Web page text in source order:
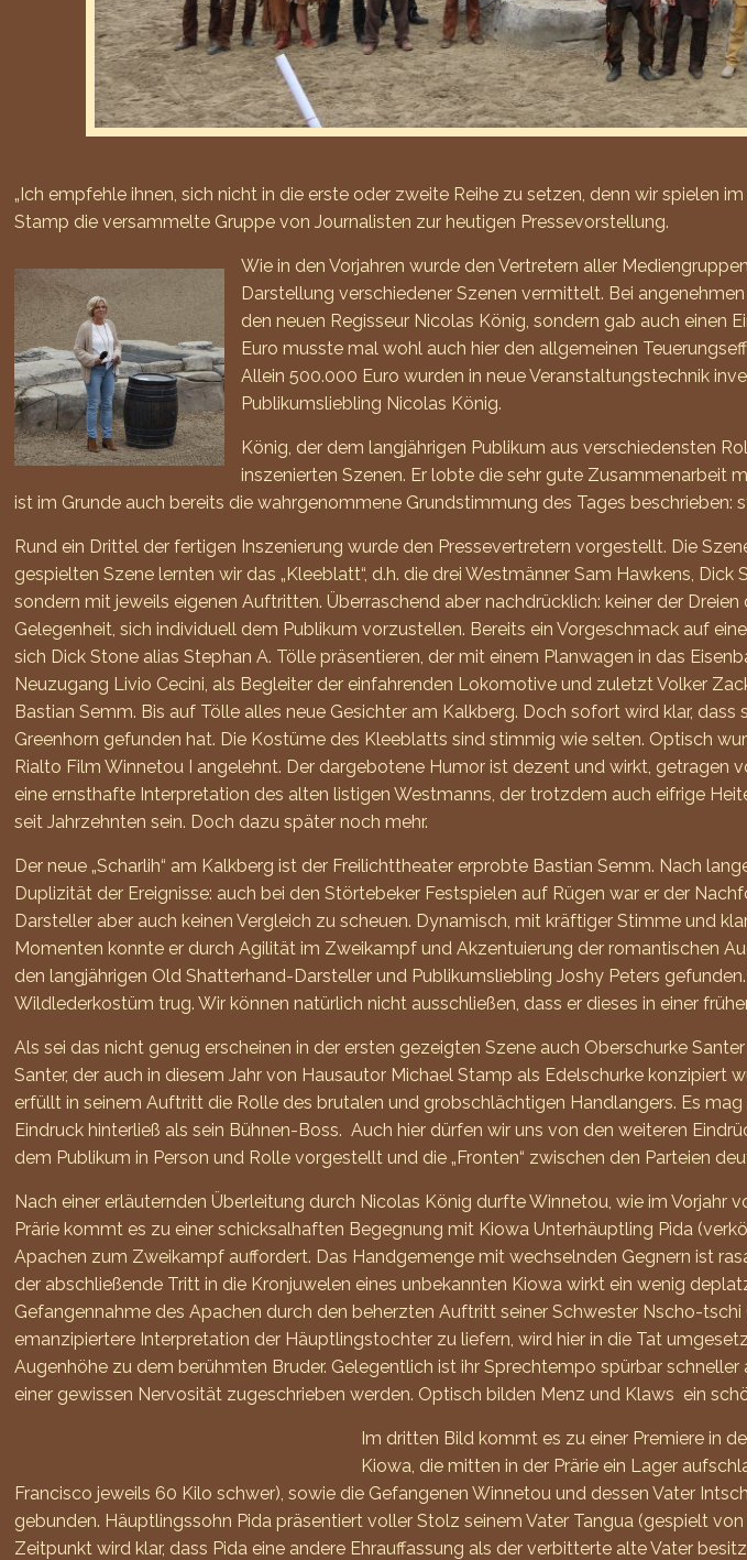
„Ich empfehle ihnen, sich nicht in die erste oder zweite Reihe zu setzen, denn wir spielen
Stamp die versammelte Gruppe von Journalisten zur heutigen Pressevorstellung.
Wie in den Vorjahren wurde den Vertretern aller
Darstellung verschiedener Szenen vermittelt. Bei
den neuen Regisseur Nicolas König, sondern gab auch
Euro musste mal wohl auch hier den allgemeinen
Allein 500.000 Euro wurden in neue Veranstaltungstechnik
Publikumsliebling Nicolas König.
König, der dem langjährigen Publikum aus verschiedensten
inszenierten Szenen. Er lobte die sehr gute Zusammenarbeit
ist im Grunde auch bereits die wahrgenommene Grundstimmung des Tages
Rund ein Drittel der fertigen Inszenierung wurde den Pressevertretern vorgestellt. Die
gespielten Szene lernten wir das „Kleeblatt“, d.h. die drei Westmänner Sam Hawkens,
sondern mit jeweils eigenen Auftritten. Überraschend aber nachdrücklich: keiner der
Gelegenheit, sich individuell dem Publikum vorzustellen. Bereits ein Vorgeschmack auf
sich Dick Stone alias Stephan A. Tölle präsentieren, der mit einem Planwagen in das
Neuzugang Livio Cecini, als Begleiter der einfahrenden Lokomotive und zuletzt Volker
Bastian Semm. Bis auf Tölle alles neue Gesichter am Kalkberg. Doch sofort wird klar,
Greenhorn gefunden hat. Die Kostüme des Kleeblatts sind stimmig wie selten. Optisch
Rialto Film Winnetou I angelehnt. Der dargebotene Humor ist dezent und wirkt,
eine ernsthafte Interpretation des alten listigen Westmanns, der trotzdem auch eifrige
seit Jahrzehnten sein. Doch dazu später noch mehr.
Der neue „Scharlih“ am Kalkberg ist der Freilichttheater erprobte Bastian Semm. Nach
Duplizität der Ereignisse: auch bei den Störtebeker Festspielen auf Rügen war er der
Darsteller aber auch keinen Vergleich zu scheuen. Dynamisch, mit kräftiger Stimme und
Momenten konnte er durch Agilität im Zweikampf und Akzentuierung der romantischen
den langjährigen Old Shatterhand-Darsteller und Publikumsliebling Joshy Peters
Wildlederkostüm trug. Wir können natürlich nicht ausschließen, dass er dieses in einer
Als sei das nicht genug erscheinen in der ersten gezeigten Szene auch Oberschurke
Santer, der auch in diesem Jahr von Hausautor Michael Stamp als Edelschurke
erfüllt in seinem Auftritt die Rolle des brutalen und grobschlächtigen Handlangers. Es
Eindruck hinterließ als sein Bühnen-Boss. Auch hier dürfen wir uns von den weiteren
dem Publikum in Person und Rolle vorgestellt und die „Fronten“ zwischen den Parteien
Nach einer erläuternden Überleitung durch Nicolas König durfte Winnetou, wie im
Prärie kommt es zu einer schicksalhaften Begegnung mit Kiowa Unterhäuptling Pida
Apachen zum Zweikampf auffordert. Das Handgemenge mit wechselnden Gegnern ist
der abschließende Tritt in die Kronjuwelen eines unbekannten Kiowa wirkt ein wenig
Gefangennahme des Apachen durch den beherzten Auftritt seiner Schwester Nscho-
emanzipiertere Interpretation der Häuptlingstochter zu liefern, wird hier in die Tat
Augenhöhe zu dem berühmten Bruder. Gelegentlich ist ihr Sprechtempo spürbar
einer gewissen Nervosität zugeschrieben werden. Optisch bilden Menz und Klaws ein
Im dritten Bild kommt es zu einer Premiere in
Kiowa, die mitten in der Prärie ein Lager
Francisco jeweils 60 Kilo schwer), sowie die Gefangenen Winnetou und dessen Vater
gebunden. Häuptlingssohn Pida präsentiert voller Stolz seinem Vater Tangua (gespielt
Zeitpunkt wird klar, dass Pida eine andere Ehrauffassung als der verbitterte alte Vater